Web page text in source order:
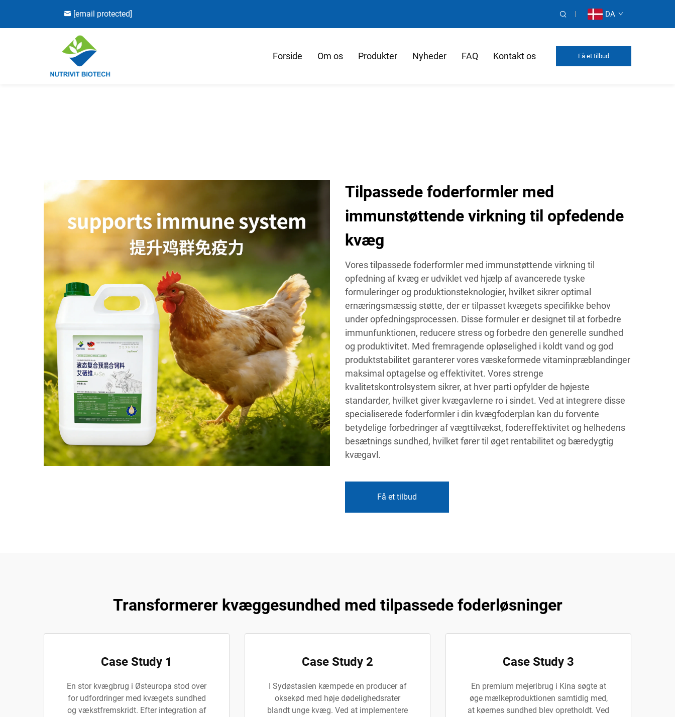
[email protected] DA
Forside Om os Produkter Nyheder FAQ Kontakt os Få et tilbud
Tilpassede foderformler med
immunstøttende virkning til opfedende
kvæg
Vores tilpassede foderformler med immunstøttende virkning til
opfedning af kvæg er udviklet ved hjælp af avancerede tyske
formuleringer og produktionsteknologier, hvilket sikrer optimal
ernæringsmæssig støtte, der er tilpasset kvægets specifikke behov
under opfedningsprocessen. Disse formuler er designet til at forbedre
immunfunktionen, reducere stress og forbedre den generelle sundhed
og produktivitet. Med fremragende opløselighed i koldt vand og god
produktstabilitet garanterer vores væskeformede vitaminpræblandinger
maksimal optagelse og effektivitet. Vores strenge
kvalitetskontrolsystem sikrer, at hver parti opfylder de højeste
standarder, hvilket giver kvægavlerne ro i sindet. Ved at integrere disse
specialiserede foderformler i din kvægfoderplan kan du forvente
betydelige forbedringer af vægttilvækst, fodereffektivitet og helhedens
besætnings sundhed, hvilket fører til øget rentabilitet og bæredygtig
kvægavl.
Få et tilbud
Transformerer kvæggesundhed med tilpassede foderløsninger
Case Study 1
En stor kvægbrug i Østeuropa stod over
for udfordringer med kvægets sundhed
og vækstfremskridt. Efter integration af
Case Study 2
I Sydøstasien kæmpede en producer af
oksekød med høje dødelighedsrater
blandt unge kvæg. Ved at implementere
Case Study 3
En premium mejeribrug i Kina søgte at
øge mælkeproduktionen samtidig med,
at køernes sundhed blev opretholdt. Ved